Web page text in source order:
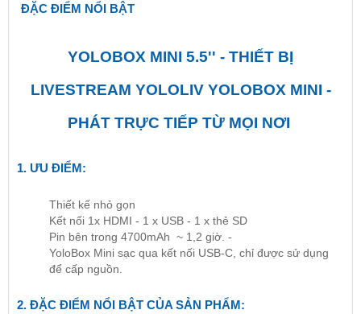
ĐẶC ĐIỂM NỔI BẬT
YOLOBOX MINI 5.5'' - THIẾT BỊ
LIVESTREAM YOLOLIV YOLOBOX MINI -
PHÁT TRỰC TIẾP TỪ MỌI NƠI
1. ƯU ĐIỂM:
Thiết kế nhỏ gọn
Kết nối 1x HDMI - 1 x USB - 1 x thẻ SD
Pin bên trong 4700mAh ~ 1,2 giờ. -
YoloBox Mini sạc qua kết nối USB-C, chỉ được sử dụng
để cấp nguồn.
2. ĐẶC ĐIỂM NỔI BẬT CỦA SẢN PHẨM: